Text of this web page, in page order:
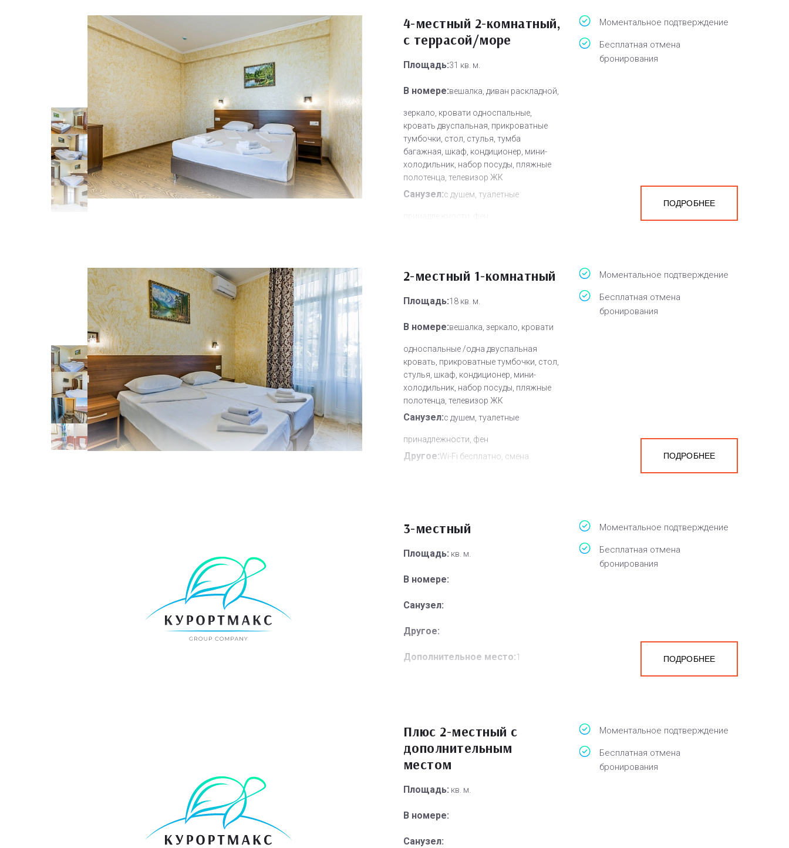
Дополнительное место:
4-местный 2-комнатный,
с террасой/море
Площадь:31 кв. м.
В номере:вешалка, диван раскладной,
зеркало, кровати односпальные,
кровать двуспальная, прикроватные
тумбочки, стол, стулья, тумба
багажная, шкаф, кондиционер, мини-
холодильник, набор посуды, пляжные
полотенца, телевизор ЖК
Санузел:с душем, туалетные
Дополнительное место:
Моментальное подтверждение
Бесплатная отмена
бронирования
ПОДРОБНЕЕ
2-местный 1-комнатный
Площадь:18 кв. м.
В номере:вешалка, зеркало, кровати
односпальные /одна двуспальная
кровать, прикроватные тумбочки, стол,
стулья, шкаф, кондиционер, мини-
холодильник, набор посуды, пляжные
полотенца, телевизор ЖК
Санузел:с душем, туалетные
принадлежности, фен
Другое:Wi-Fi бесплатно, смена
Моментальное подтверждение
Бесплатная отмена
бронирования
ПОДРОБНЕЕ
3-местный
Площадь: кв. м.
В номере:
Санузел:
Другое:
Дополнительное место:1
Моментальное подтверждение
Бесплатная отмена
бронирования
ПОДРОБНЕЕ
Плюс 2-местный с
дополнительным
местом
Площадь: кв. м.
В номере:
Санузел:
Моментальное подтверждение
Бесплатная отмена
бронирования